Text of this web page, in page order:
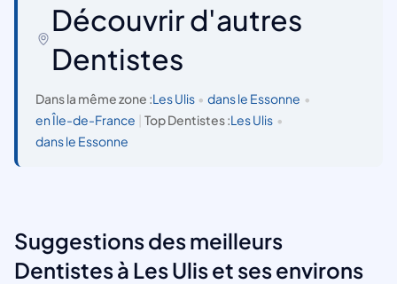
Découvrir d'autres
Dentistes
Dans la même zone :Les Ulis • dans le Essonne •
en Île-de-France
Top Dentistes :Les Ulis •
dans le Essonne
Suggestions des meilleurs
Dentistes à Les Ulis et ses environs